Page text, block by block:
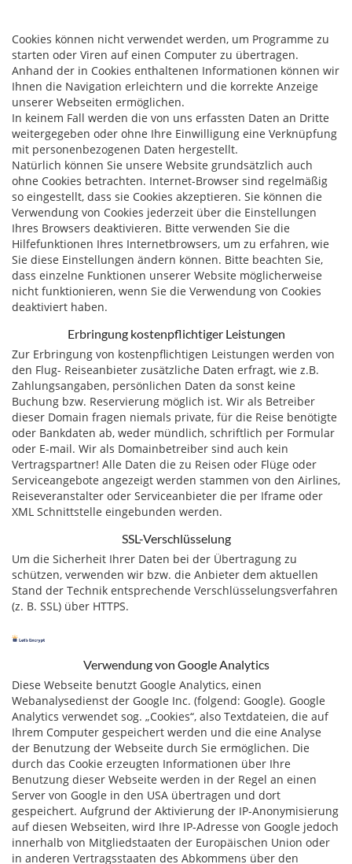
Cookies können nicht verwendet werden, um Programme zu
starten oder Viren auf einen Computer zu übertragen.
Anhand der in Cookies enthaltenen Informationen können wir
Ihnen die Navigation erleichtern und die korrekte Anzeige
unserer Webseiten ermöglichen.
In keinem Fall werden die von uns erfassten Daten an Dritte
weitergegeben oder ohne Ihre Einwilligung eine Verknüpfung
mit personenbezogenen Daten hergestellt.
Natürlich können Sie unsere Website grundsätzlich auch
ohne Cookies betrachten. Internet-Browser sind regelmäßig
so eingestellt, dass sie Cookies akzeptieren. Sie können die
Verwendung von Cookies jederzeit über die Einstellungen
Ihres Browsers deaktivieren. Bitte verwenden Sie die
Hilfefunktionen Ihres Internetbrowsers, um zu erfahren, wie
Sie diese Einstellungen ändern können. Bitte beachten Sie,
dass einzelne Funktionen unserer Website möglicherweise
nicht funktionieren, wenn Sie die Verwendung von Cookies
deaktiviert haben.
Erbringung kostenpflichtiger Leistungen
Zur Erbringung von kostenpflichtigen Leistungen werden von
den Flug- Reiseanbieter zusätzliche Daten erfragt, wie z.B.
Zahlungsangaben, persönlichen Daten da sonst keine
Buchung bzw. Reservierung möglich ist. Wir als Betreiber
dieser Domain fragen niemals private, für die Reise benötigte
oder Bankdaten ab, weder mündlich, schriftlich per Formular
oder E-mail. Wir als Domainbetreiber sind auch kein
Vertragspartner! Alle Daten die zu Reisen oder Flüge oder
Serviceangebote angezeigt werden stammen von den Airlines,
Reiseveranstalter oder Serviceanbieter die per Iframe oder
XML Schnittstelle eingebunden werden.
SSL-Verschlüsselung
Um die Sicherheit Ihrer Daten bei der Übertragung zu
schützen, verwenden wir bzw. die Anbieter dem aktuellen
Stand der Technik entsprechende Verschlüsselungsverfahren
(z. B. SSL) über HTTPS.
Verwendung von Google Analytics
Diese Webseite benutzt Google Analytics, einen
Webanalysedienst der Google Inc. (folgend: Google). Google
Analytics verwendet sog. „Cookies“, also Textdateien, die auf
Ihrem Computer gespeichert werden und die eine Analyse
der Benutzung der Webseite durch Sie ermöglichen. Die
durch das Cookie erzeugten Informationen über Ihre
Benutzung dieser Webseite werden in der Regel an einen
Server von Google in den USA übertragen und dort
gespeichert. Aufgrund der Aktivierung der IP-Anonymisierung
auf diesen Webseiten, wird Ihre IP-Adresse von Google jedoch
innerhalb von Mitgliedstaaten der Europäischen Union oder
in anderen Vertragsstaaten des Abkommens über den